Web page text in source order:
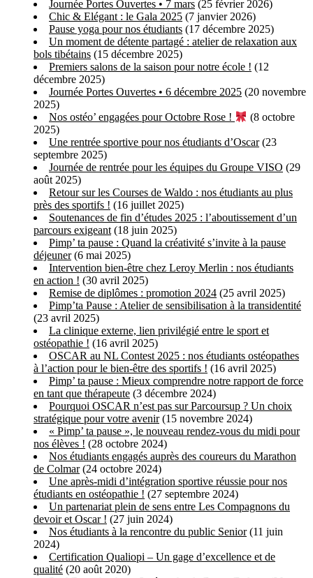
Journée Portes Ouvertes • 7 mars (25 février 2026)
Chic & Elégant : le Gala 2025 (7 janvier 2026)
Pause yoga pour nos étudiants (17 décembre 2025)
Un moment de détente partagé : atelier de relaxation aux
bols tibétains (15 décembre 2025)
Premiers salons de la saison pour notre école ! (12
décembre 2025)
Journée Portes Ouvertes • 6 décembre 2025 (20 novembre
2025)
Nos ostéo’ engagées pour Octobre Rose !
(8 octobre
2025)
Une rentrée sportive pour nos étudiants d’Oscar (23
septembre 2025)
Journée de rentrée pour les équipes du Groupe VISO (29
août 2025)
Retour sur les Courses de Waldo : nos étudiants au plus
près des sportifs ! (16 juillet 2025)
Soutenances de fin d’études 2025 : l’aboutissement d’un
parcours exigeant (18 juin 2025)
Pimp’ ta pause : Quand la créativité s’invite à la pause
déjeuner (6 mai 2025)
Intervention bien-être chez Leroy Merlin : nos étudiants
en action ! (30 avril 2025)
Remise de diplômes : promotion 2024 (25 avril 2025)
Pimp’ta Pause : Atelier de sensibilisation à la transidentité
(23 avril 2025)
La clinique externe, lien privilégié entre le sport et
ostéopathie ! (16 avril 2025)
OSCAR au NL Contest 2025 : nos étudiants ostéopathes
à l’action pour le bien-être des sportifs ! (16 avril 2025)
Pimp’ ta pause : Mieux comprendre notre rapport de force
en tant que thérapeute (3 décembre 2024)
Pourquoi OSCAR n’est pas sur Parcoursup ? Un choix
stratégique pour votre avenir (15 novembre 2024)
« Pimp’ ta pause », le nouveau rendez-vous du midi pour
nos élèves ! (28 octobre 2024)
Nos étudiants engagés auprès des coureurs du Marathon
de Colmar (24 octobre 2024)
Une après-midi d’intégration sportive réussie pour nos
étudiants en ostéopathie ! (27 septembre 2024)
Un partenariat plein de sens entre Les Compagnons du
devoir et Oscar ! (27 juin 2024)
Nos étudiants à la rencontre du public Senior (11 juin
2024)
Certification Qualiopi – Un gage d’excellence et de
qualité (20 août 2020)